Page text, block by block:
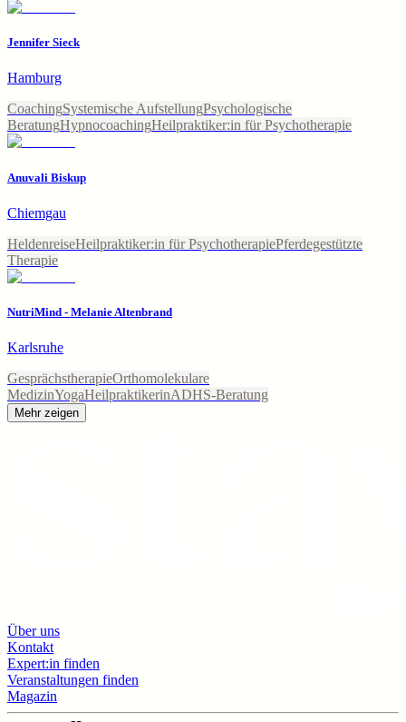
Jennifer Sieck
Hamburg
CoachingSystemische AufstellungPsychologische
BeratungHypnocoachingHeilpraktiker:in für Psychotherapie
Anuvali Biskup
Chiemgau
HeldenreiseHeilpraktiker:in für PsychotherapiePferdegestützte
Therapie
NutriMind - Melanie Altenbrand
Karlsruhe
GesprächstherapieOrthomolekulare
MedizinYogaHeilpraktikerinADHS-Beratung
Mehr zeigen
Über uns
Kontakt
Expert:in finden
Veranstaltungen finden
Magazin